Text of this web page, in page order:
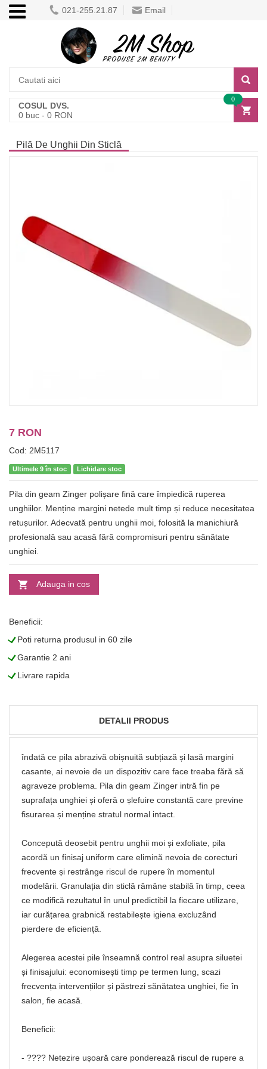
021-255.21.87 Email
COSUL DVS.
0 buc - 0 RON
0
Pilă De Unghii Din Sticlă
7 RON
Cod: 2M5117
Ultimele 9 în stoc Lichidare stoc
Pila din geam Zinger polișare fină care împiedică ruperea
unghiilor. Menține margini netede mult timp și reduce necesitatea
retușurilor. Adecvată pentru unghii moi, folosită la manichiură
profesională sau acasă fără compromisuri pentru sănătate
unghiei.
Adauga in cos
Beneficii:
LPoti returna produsul in 60 zile
LGarantie 2 ani
LLivrare rapida
DETALII PRODUS
îndată ce pila abrazivă obișnuită subțiază și lasă margini
casante, ai nevoie de un dispozitiv care face treaba fără să
agraveze problema. Pila din geam Zinger intră fin pe
suprafața unghiei și oferă o șlefuire constantă care previne
fisurarea și menține stratul normal intact.
Concepută deosebit pentru unghii moi și exfoliate, pila
acordă un finisaj uniform care elimină nevoia de corecturi
frecvente și restrânge riscul de rupere în momentul
modelării. Granulația din sticlă rămâne stabilă în timp, ceea
ce modifică rezultatul în unul predictibil la fiecare utilizare,
iar curățarea grabnică restabilește igiena excluzând
pierdere de eficiență.
Alegerea acestei pile înseamnă control real asupra siluetei
și finisajului: economisești timp pe termen lung, scazi
frecvența intervențiilor și păstrezi sănătatea unghiei, fie în
salon, fie acasă.
Beneficii:
- ???? Netezire ușoară care ponderează riscul de rupere a